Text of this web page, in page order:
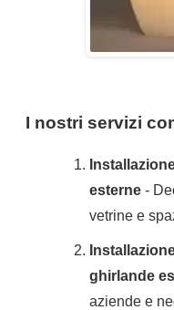
I nostri servizi
esterne -
vetrine e
ghirlande
aziende e